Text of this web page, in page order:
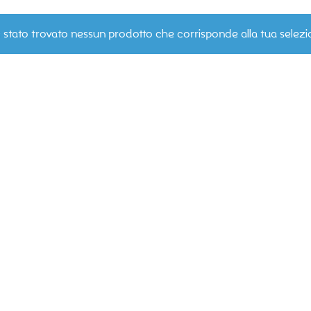
stato trovato nessun prodotto che corrisponde alla tua